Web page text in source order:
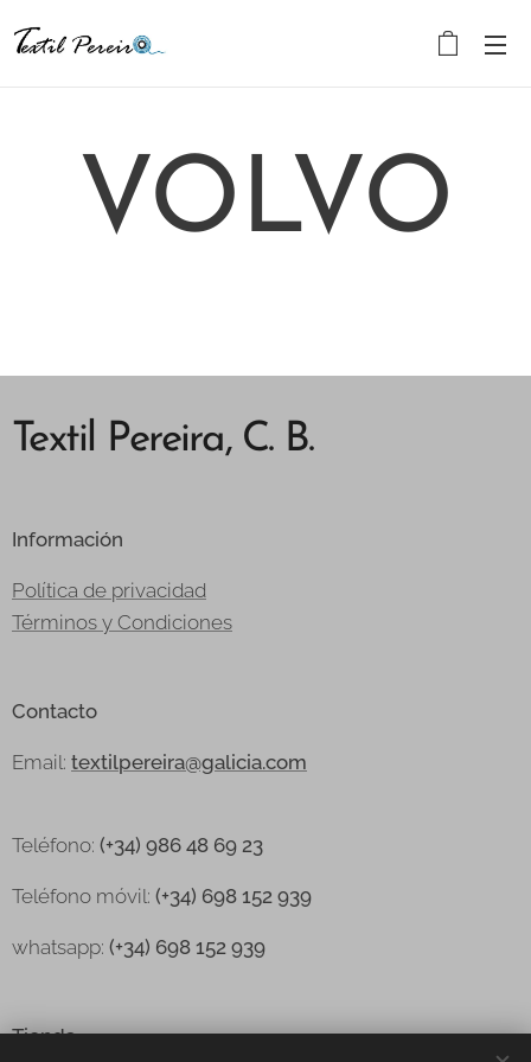
VOLVO
Textil Pereira, C. B.
Información
Política de privacidad
Términos y Condiciones
Contacto
Email: textilpereira@galicia.com
Teléfono: (+34) 986 48 69 23
Teléfono móvil: (+34) 698 152 939
whatsapp: (+34) 698 152 939
Tienda